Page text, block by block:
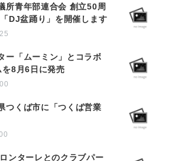
所青年部連合会 創立50周
DJ盆踊り」を開催します
ー「ムーミン」とコラボ
を8月6日に発売
つくば市に「つくば営業
ンターレとのクラブパー